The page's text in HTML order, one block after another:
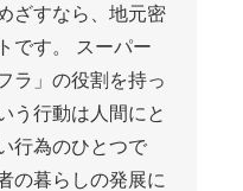
ざすなら、地元密
です。 スーパー
ラ」の役割を持っ
う行動は人間にと
行為のひとつで
の暮らしの発展に